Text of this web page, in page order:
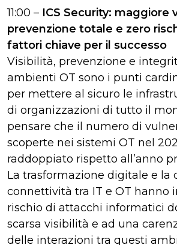
11:00 – ICS Security: maggiore
prevenzione totale e zero
fattori chiave per il successo
Visibilità, prevenzione e
ambienti OT sono i punti
per mettere al sicuro le
di organizzazioni di tutto il
pensare che il numero di
scoperte nei sistemi OT nel
raddoppiato rispetto all’anno
La trasformazione digitale e la
connettività tra IT e OT hanno
rischio di attacchi informatici
scarsa visibilità e ad una
delle interazioni tra questi